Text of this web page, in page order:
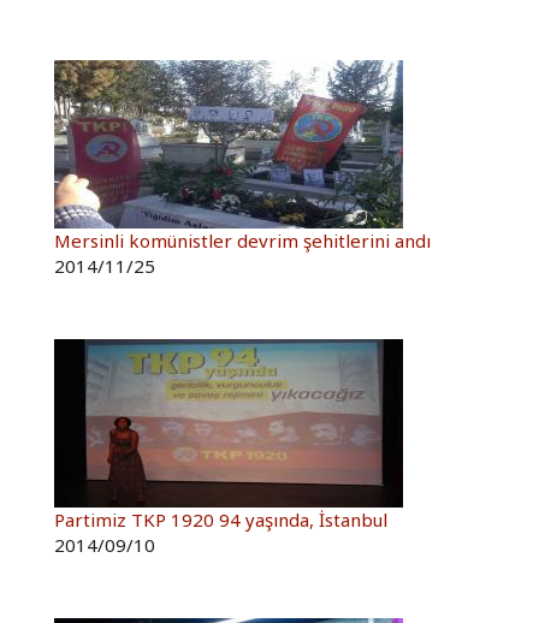
Mersinli komünistler devrim şehitlerini andı
2014/11/25
Partimiz TKP 1920 94 yaşında, İstanbul
2014/09/10